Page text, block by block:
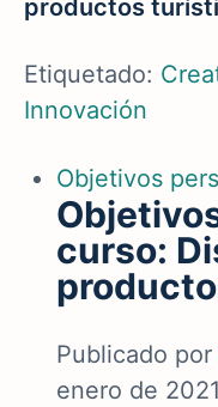
productos
Etiquetado:
Innovación
Objetivos
curso:
Publicado por
enero de